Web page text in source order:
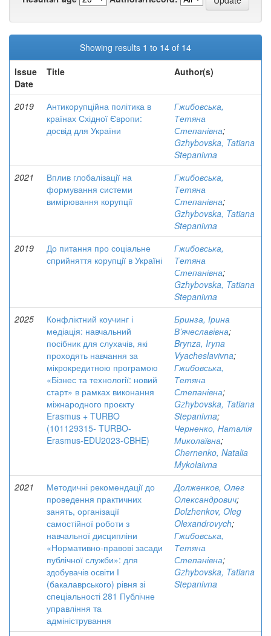
Showing results 1 to 14 of 14
Issue
Date
Title Author(s)
2019
Антикорупційна політика в
країнах Східної Європи:
досвід для України
Гжибовська,
Тетяна
Степанівна;
Gzhybovska, Tatiana
Stepanivna
2021
Вплив глобалізації на
формування системи
вимірювання корупції
Гжибовська,
Тетяна
Степанівна;
Gzhybovska, Tatiana
Stepanivna
2019
До питання про соціальне
сприйняття корупції в Україні
Гжибовська,
Тетяна
Степанівна;
Gzhybovska, Tatiana
Stepanivna
2025
Конфліктний коучинг і
медіація: навчальний
посібник для слухачів, які
проходять навчання за
мікрокредитною програмою
«Бізнес та технології: новий
старт» в рамках виконання
міжнародного проєкту
Erasmus + TURBO
(101129315- TURBO-
Erasmus-EDU2023-CBHE)
Бринза, Ірина
В’ячеславівна;
Brynza, Iryna
Vyacheslavivna;
Гжибовська,
Тетяна
Степанівна;
Gzhybovska, Tatiana
Stepanivna;
Черненко, Наталія
Миколаївна;
Chernenko, Natalia
Mykolaivna
2021
Методичні рекомендації до
проведення практичних
занять, організації
самостійної роботи з
навчальної дисципліни
«Нормативно-правові засади
публічної служби»: для
здобувачів освіти І
(бакалаврського) рівня зі
спеціальності 281 Публічне
управління та
адміністрування
Долженков, Олег
Олександрович;
Dolzhenkov, Oleg
Olexandrovych;
Гжибовська,
Тетяна
Степанівна;
Gzhybovska, Tatiana
Stepanivna